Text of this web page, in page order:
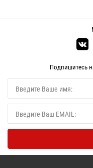
Подпишитесь